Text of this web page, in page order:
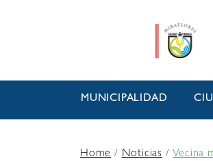
MUNICIPALIDAD
Home/Noticias /Vecina